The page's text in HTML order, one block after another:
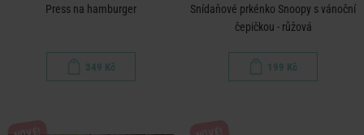
Press na hamburger
349 Kč
Snídaňové prkénko Snoopy s vánoční
čepičkou - růžová
199 Kč